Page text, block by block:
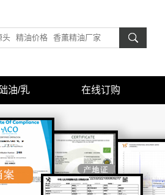
油/乳
油/媒介油
乳液/乳霜
/泡澡盐
在线订购